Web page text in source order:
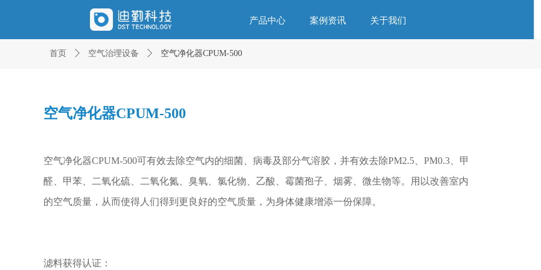
产品中心 案例资讯 关于我们
空气净化器CPUM-500
空气净化器CPUM-500可有效去除空气内的细菌、病毒及部分气溶胶，并有效去除PM2.5、PM0.3、甲
醛、甲苯、二氧化硫、二氧化氮、臭氧、氯化物、乙酸、霉菌孢子、烟雾、微生物等。用以改善室内
的空气质量，从而使得人们得到更良好的空气质量，为身体健康增添一份保障。
滤料获得认证：
首页 ꄲ 空气治理设备 ꄲ 空气净化器CPUM-500